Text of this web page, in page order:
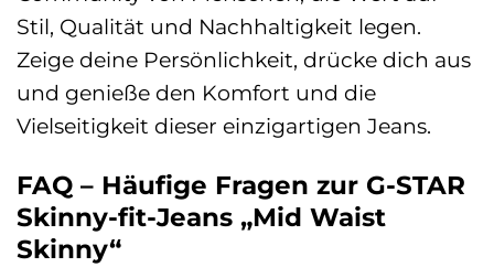
Stil, Qualität und Nachhaltigkeit legen.
Zeige deine Persönlichkeit, drücke dich aus
und genieße den Komfort und die
Vielseitigkeit dieser einzigartigen Jeans.
FAQ – Häufige Fragen zur G-STAR
Skinny-fit-Jeans „Mid Waist
Skinny“